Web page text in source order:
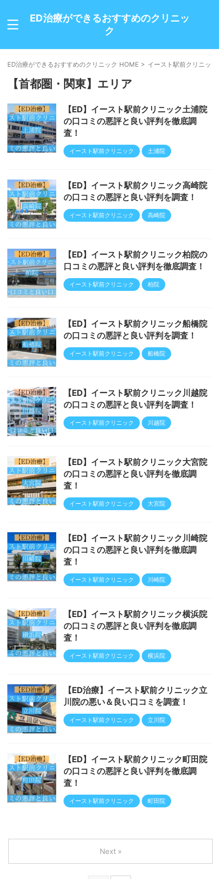
ED治療ができるおすすめのクリニッ
ク
ED治療ができるおすすめのクリニック HOME > イースト駅前クリニック
【首都圏・関東】エリア
【ED】イースト駅前クリニック土浦院
の口コミの悪評と良い評判を徹底調
査！
イースト駅前クリニック 土浦院
【ED】イースト駅前クリニック高崎院
の口コミの悪評と良い評判を調査！
イースト駅前クリニック 高崎院
【ED】イースト駅前クリニック柏院の
口コミの悪評と良い評判を徹底調査！
イースト駅前クリニック 柏院
【ED】イースト駅前クリニック船橋院
の口コミの悪評と良い評判を調査！
イースト駅前クリニック 船橋院
【ED】イースト駅前クリニック川越院
の口コミの悪評と良い評判を調査！
イースト駅前クリニック 川越院
【ED】イースト駅前クリニック大宮院
の口コミの悪評と良い評判を徹底調
査！
イースト駅前クリニック 大宮院
【ED】イースト駅前クリニック川崎院
の口コミの悪評と良い評判を徹底調
査！
イースト駅前クリニック 川崎院
【ED】イースト駅前クリニック横浜院
の口コミの悪評と良い評判を徹底調
査！
イースト駅前クリニック 横浜院
【ED治療】イースト駅前クリニック立
川院の悪い＆良い口コミを調査！
イースト駅前クリニック 立川院
【ED】イースト駅前クリニック町田院
の口コミの悪評と良い評判を徹底調
査！
イースト駅前クリニック 町田院
Next »